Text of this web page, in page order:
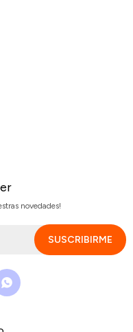
novedades!
SUSCRIBIRME
